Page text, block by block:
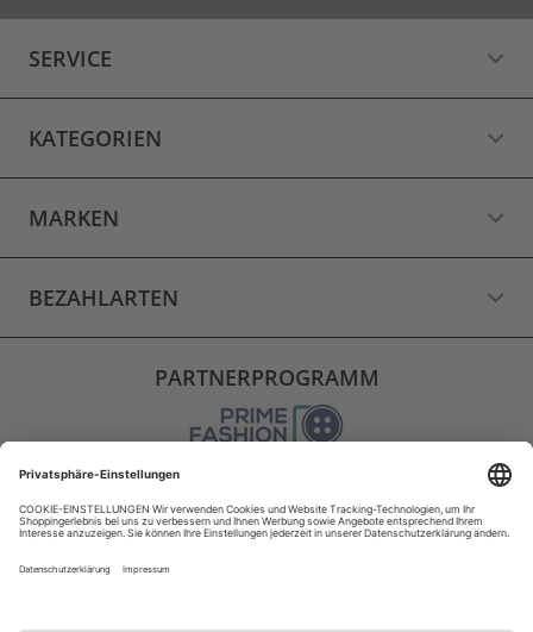
SERVICE
KATEGORIEN
MARKEN
BEZAHLARTEN
PARTNERPROGRAMM
VERSAND